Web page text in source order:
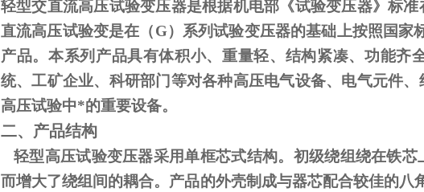
轻型交直流高压试验变压器是根据机电部《试验变压器》标
直流高压试验变是在（G）系列试验变压器的基础上按照国家
产品。本系列产品具有体积小、重量轻、结构紧凑、功能齐
统、工矿企业、科研部门等对各种高压电气设备、电气元件
高压试验中*的重要设备。
二、产品结构
轻型高压试验变压器采用单框芯式结构。初级绕组绕在铁
而增大了绕组间的耦合。产品的外壳制成与器芯配合较佳的八